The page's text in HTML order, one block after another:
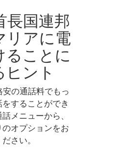
長国連邦
リアに電
ることに
ヒント
の通話料でもっ
することができ
メニューから、
オプションをお
さい。